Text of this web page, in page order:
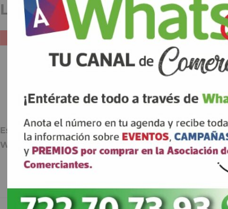
La Casa del Color
CONSTRUCCIÓN HOGAR Y DECORACIÓN
Estamos En: Avenida Gran Capitán, 59, Aspe
Web: https://lacasadelcolor.es/